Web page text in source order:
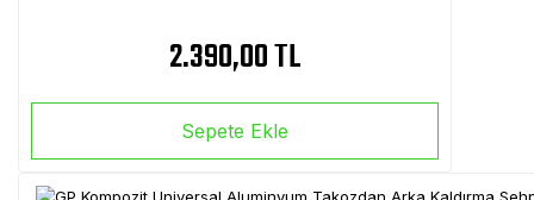
2.390,00 TL
Sepete Ekle